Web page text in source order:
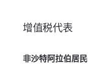
增值税代表
非沙特阿拉伯居